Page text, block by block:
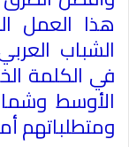
هذا العمل
الشباب
في الكلمة
الأوسط
ومتطلباتهم